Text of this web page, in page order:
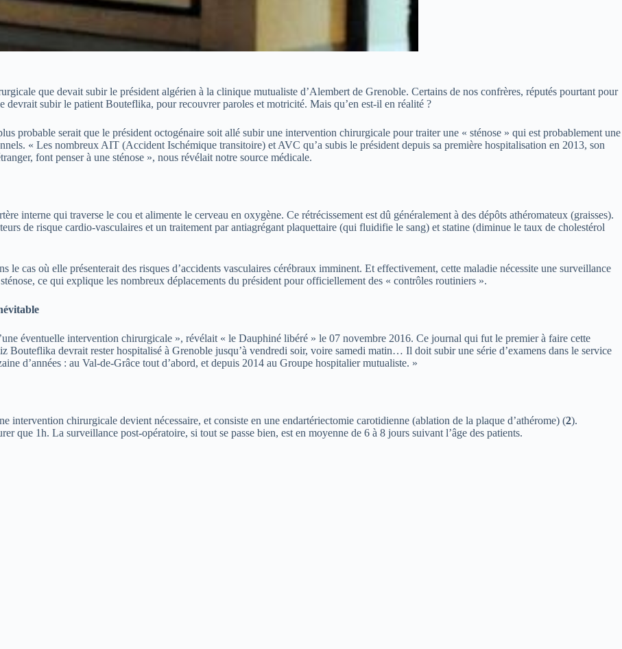
que devait subir le président algérien à la clinique mutualiste d’Alembert de Grenoble. Certains de nos confrères, réputés pourtant pour
devrait subir le patient Bouteflika, pour recouvrer paroles et motricité. Mais qu’en est-il en réalité ?
probable serait que le président octogénaire soit allé subir une intervention chirurgicale pour traiter une « sténose » qui est probablement une
« Les nombreux AIT (Accident Ischémique transitoire) et AVC qu’a subis le président depuis sa première hospitalisation en 2013, son
font penser à une sténose », nous révélait notre source médicale.
interne qui traverse le cou et alimente le cerveau en oxygène. Ce rétrécissement est dû généralement à des dépôts athéromateux (graisses).
de risque cardio-vasculaires et un traitement par antiagrégant plaquettaire (qui fluidifie le sang) et statine (diminue le taux de cholestérol
le cas où elle présenterait des risques d’accidents vasculaires cérébraux imminent. Et effectivement, cette maladie nécessite une surveillance
ce qui explique les nombreux déplacements du président pour officiellement des « contrôles routiniers ».
éventuelle intervention chirurgicale », révélait « le Dauphiné libéré » le 07 novembre 2016. Ce journal qui fut le premier à faire cette
Bouteflika devrait rester hospitalisé à Grenoble jusqu’à vendredi soir, voire samedi matin… Il doit subir une série d’examens dans le service
d’années : au Val-de-Grâce tout d’abord, et depuis 2014 au Groupe hospitalier mutualiste. »
intervention chirurgicale devient nécessaire, et consiste en une endartériectomie carotidienne (ablation de la plaque d’athérome) (2).
que 1h. La surveillance post-opératoire, si tout se passe bien, est en moyenne de 6 à 8 jours suivant l’âge des patients.